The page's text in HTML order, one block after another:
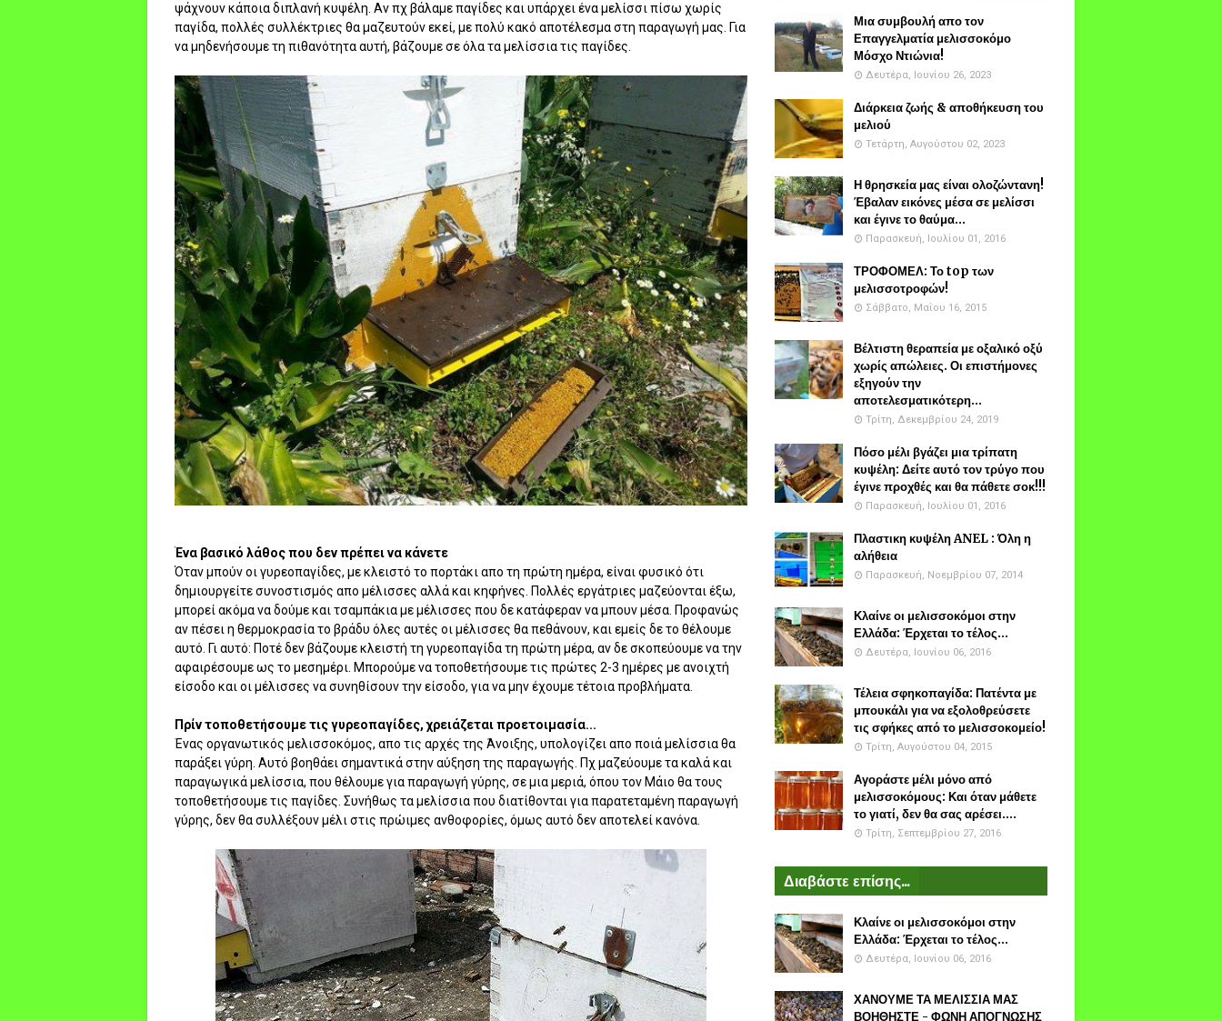
ψάχνουν κάποια διπλανή κυψέλη. Αν πχ βάλαμε παγίδες και υπάρχει ένα μελίσσι πίσω χωρίς
παγίδα, πολλές συλλέκτριες θα μαζευτούν εκεί, με πολύ κακό αποτέλεσμα στη παραγωγή μας. Για
να μηδενήσουμε τη πιθανότητα αυτή, βάζουμε σε όλα τα μελίσσια τις παγίδες.
Ένα βασικό λάθος που δεν πρέπει να κάνετε
Όταν μπούν οι γυρεοπαγίδες, με κλειστό το πορτάκι απο τη πρώτη ημέρα, είναι φυσικό ότι
δημιουργείτε συνοστισμός απο μέλισσες αλλά και κηφήνες. Πολλές εργάτριες μαζεύονται έξω,
μπορεί ακόμα να δούμε και τσαμπάκια με μέλισσες που δε κατάφεραν να μπουν μέσα. Προφανώς
αν πέσει η θερμοκρασία το βράδυ όλες αυτές οι μέλισσες θα πεθάνουν, και εμείς δε το θέλουμε
αυτό. Γι αυτό: Ποτέ δεν βάζουμε κλειστή τη γυρεοπαγίδα τη πρώτη μέρα, αν δε σκοπεύουμε να την
αφαιρέσουμε ως το μεσημέρι. Μπορούμε να τοποθετήσουμε τις πρώτες 2-3 ημέρες με ανοιχτή
είσοδο και οι μέλισσες να συνηθίσουν την είσοδο, για να μην έχουμε τέτοια προβλήματα.
Πρίν τοποθετήσουμε τις γυρεοπαγίδες, χρειάζεται προετοιμασία...
Ένας οργανωτικός μελισσοκόμος, απο τις αρχές της Άνοιξης, υπολογίζει απο ποιά μελίσσια θα
παράξει γύρη. Αυτό βοηθάει σημαντικά στην αύξηση της παραγωγής. Πχ μαζεύουμε τα καλά και
παραγωγικά μελίσσια, που θέλουμε για παραγωγή γύρης, σε μια μεριά, όπου τον Μάιο θα τους
τοποθετήσουμε τις παγίδες. Συνήθως τα μελίσσια που διατίθονται για παρατεταμένη παραγωγή
γύρης, δεν θα συλλέξουν μέλι στις πρώιμες ανθοφορίες, όμως αυτό δεν αποτελεί κανόνα.
Μια συμβουλή απο τον
Επαγγελματία μελισσοκόμο
Μόσχο Ντιώνια!
Δευτέρα, Ιουνίου 26, 2023
Διάρκεια ζωής & αποθήκευση του
μελιού
Τετάρτη, Αυγούστου 02, 2023
Η θρησκεία μας είναι ολοζώντανη!
Έβαλαν εικόνες μέσα σε μελίσσι
και έγινε το θαύμα...
Παρασκευή, Ιουλίου 01, 2016
ΤΡΟΦΟΜΕΛ: Το top των
μελισσοτροφών!
Σάββατο, Μαΐου 16, 2015
Βέλτιστη θεραπεία με οξαλικό οξύ
χωρίς απώλειες. Οι επιστήμονες
εξηγούν την
αποτελεσματικότερη...
Τρίτη, Δεκεμβρίου 24, 2019
Πόσο μέλι βγάζει μια τρίπατη
κυψέλη: Δείτε αυτό τον τρύγο που
έγινε προχθές και θα πάθετε σοκ!!!
Παρασκευή, Ιουλίου 01, 2016
Πλαστικη κυψέλη ANEL : Όλη η
αλήθεια
Παρασκευή, Νοεμβρίου 07, 2014
Κλαίνε οι μελισσοκόμοι στην
Ελλάδα: Έρχεται το τέλος...
Δευτέρα, Ιουνίου 06, 2016
Τέλεια σφηκοπαγίδα: Πατέντα με
μπουκάλι για να εξολοθρεύσετε
τις σφήκες από το μελισσοκομείο!
Τρίτη, Αυγούστου 04, 2015
Αγοράστε μέλι μόνο από
μελισσοκόμους: Και όταν μάθετε
το γιατί, δεν θα σας αρέσει....
Τρίτη, Σεπτεμβρίου 27, 2016
Διαβάστε επίσης...
Κλαίνε οι μελισσοκόμοι στην
Ελλάδα: Έρχεται το τέλος...
Δευτέρα, Ιουνίου 06, 2016
ΧΑΝΟΥΜΕ ΤΑ ΜΕΛΙΣΣΙΑ ΜΑΣ
ΒΟΗΘΗΣΤΕ - ΦΩΝΗ ΑΠΟΓΝΩΣΗΣ